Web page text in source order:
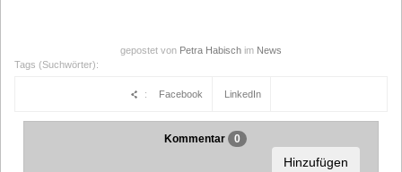
gepostet von Petra Habisch im News
Tags (Suchwörter):
: Facebook LinkedIn
Kommentar 0
Hinzufügen